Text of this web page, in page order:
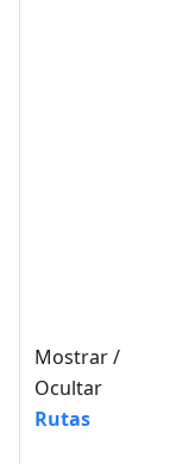
Mostrar /
Ocultar
Rutas